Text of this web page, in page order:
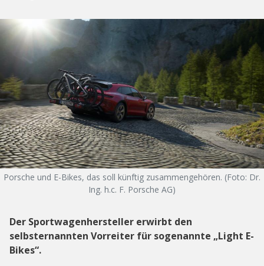
Porsche und E-Bikes, das soll künftig zusammengehören. (Foto: Dr.
Ing. h.c. F. Porsche AG)
Der Sportwagenhersteller erwirbt den
selbsternannten Vorreiter für sogenannte „Light E-
Bikes“.